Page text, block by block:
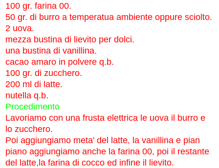
100 gr. farina 00.
50 gr. di burro a temperatua ambiente oppure sciolto.
2 uova.
mezza bustina di lievito per dolci.
una bustina di vanillina.
cacao amaro in polvere q.b.
100 gr. di zucchero.
200 ml di latte.
nutella q.b.
Procedimento
Lavoriamo con una frusta elettrica le uova il burro e
lo zucchero.
Poi aggiungiamo meta' del latte, la vanillina e pian
piano aggiungiamo anche la farina 00, poi il restante
del latte,la farina di cocco ed infine il lievito.